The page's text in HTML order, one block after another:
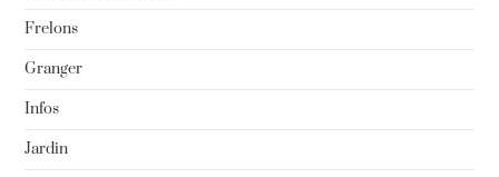
Frelons
Granger
Infos
Jardin